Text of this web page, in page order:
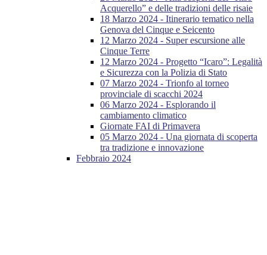
Acquerello” e delle tradizioni delle risaie
18 Marzo 2024 - Itinerario tematico nella
Genova del Cinque e Seicento
12 Marzo 2024 - Super escursione alle
Cinque Terre
12 Marzo 2024 - Progetto “Icaro”: Legalità
e Sicurezza con la Polizia di Stato
07 Marzo 2024 - Trionfo al torneo
provinciale di scacchi 2024
06 Marzo 2024 - Esplorando il
cambiamento climatico
Giornate FAI di Primavera
05 Marzo 2024 - Una giornata di scoperta
tra tradizione e innovazione
Febbraio 2024